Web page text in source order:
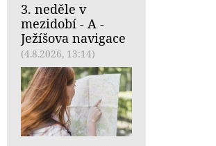
3. neděle v
mezidobí - A -
Ježíšova navigace
(4.8.2026, 13:14)